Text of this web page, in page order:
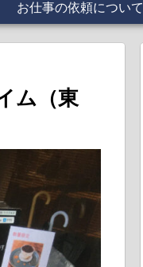
お仕事の依頼について
ム（東